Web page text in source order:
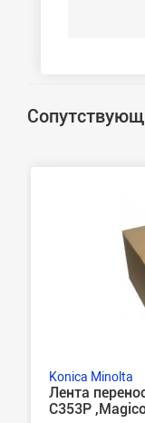
Konica Minolta
Лента
C353P